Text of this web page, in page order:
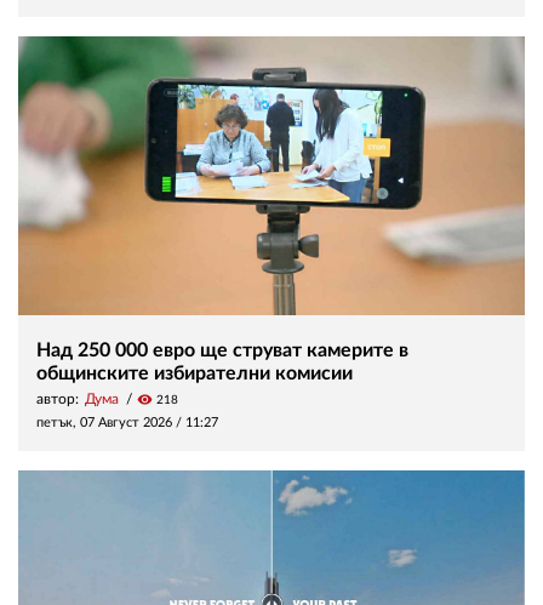
Над 250 000 евро ще струват камерите в
общинските избирателни комисии
автор: Дума visibility 218
петък, 07 Август 2026 / 11:27